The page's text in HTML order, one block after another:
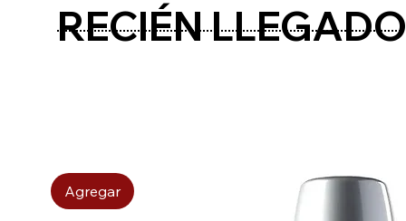
RECIÉN
Agregar